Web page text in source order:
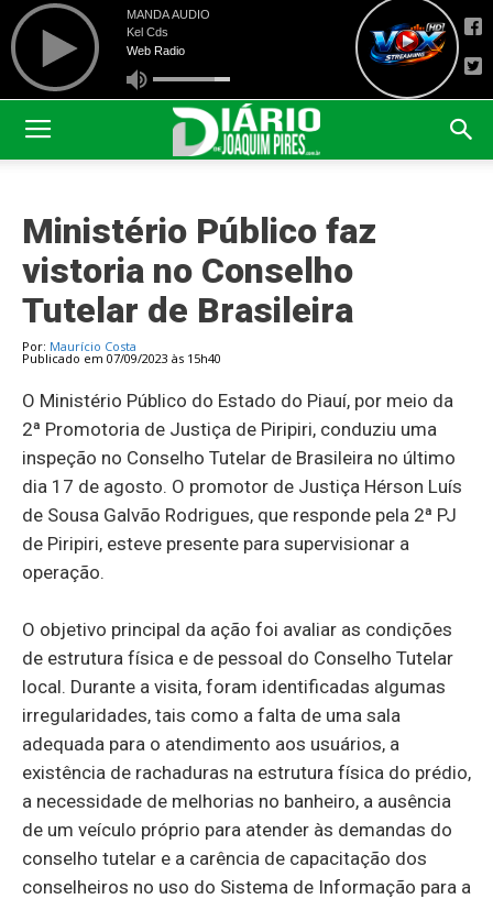
Ministério Público faz
vistoria no Conselho
Tutelar de Brasileira
Por: Maurício Costa
Publicado em 07/09/2023 às 15h40
O Ministério Público do Estado do Piauí, por meio da
2ª Promotoria de Justiça de Piripiri, conduziu uma
inspeção no Conselho Tutelar de Brasileira no último
dia 17 de agosto. O promotor de Justiça Hérson Luís
de Sousa Galvão Rodrigues, que responde pela 2ª PJ
de Piripiri, esteve presente para supervisionar a
operação.
O objetivo principal da ação foi avaliar as condições
de estrutura física e de pessoal do Conselho Tutelar
local. Durante a visita, foram identificadas algumas
irregularidades, tais como a falta de uma sala
adequada para o atendimento aos usuários, a
existência de rachaduras na estrutura física do prédio,
a necessidade de melhorias no banheiro, a ausência
de um veículo próprio para atender às demandas do
conselho tutelar e a carência de capacitação dos
conselheiros no uso do Sistema de Informação para a